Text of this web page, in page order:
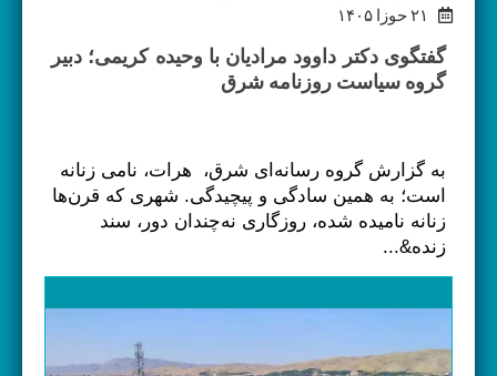
گفتگوی دکتر داوود مرادیان با وحیده کریمی؛ دبیر
گروه سیاست روزنامه شرق
به گزارش گروه رسانه‌ای شرق، هرات، نامی زنانه
است؛ به همین سادگی ‌و پیچیدگی. شهری که قرن‌ها
زنانه نامیده شده، روزگاری نه‌چندان دور، سند
زنده&...